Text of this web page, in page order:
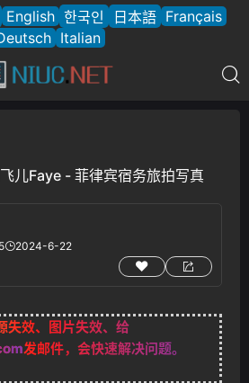
English 한국인 日本語 Français
Italian
儿Faye - 菲律宾宿务旅拍写真
2024-6-22
失效、图片失效、给
发邮件，会快速解决问题。